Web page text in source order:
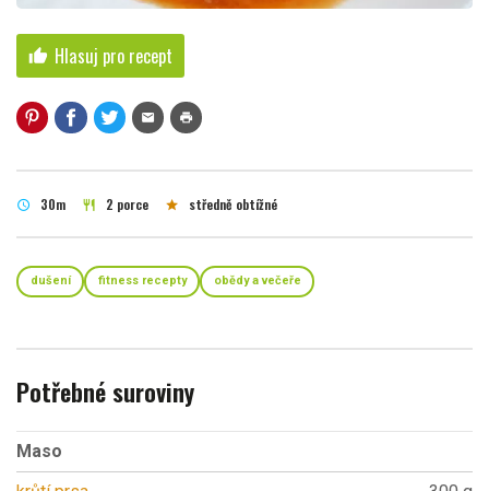
thumb_up Hlasuj pro recept
mail print
schedule 30m restaurant 2 porce star středně obtížné
dušení fitness recepty obědy a večeře
Potřebné suroviny
Maso